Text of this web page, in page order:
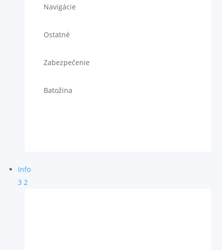
Navigácie
Ostatné
Zabezpečenie
Batožina
Info
3 2